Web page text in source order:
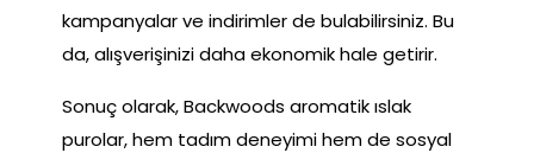
kampanyalar ve indirimler de bulabilirsiniz. Bu
da, alışverişinizi daha ekonomik hale getirir.
Sonuç olarak, Backwoods aromatik ıslak
purolar, hem tadım deneyimi hem de sosyal